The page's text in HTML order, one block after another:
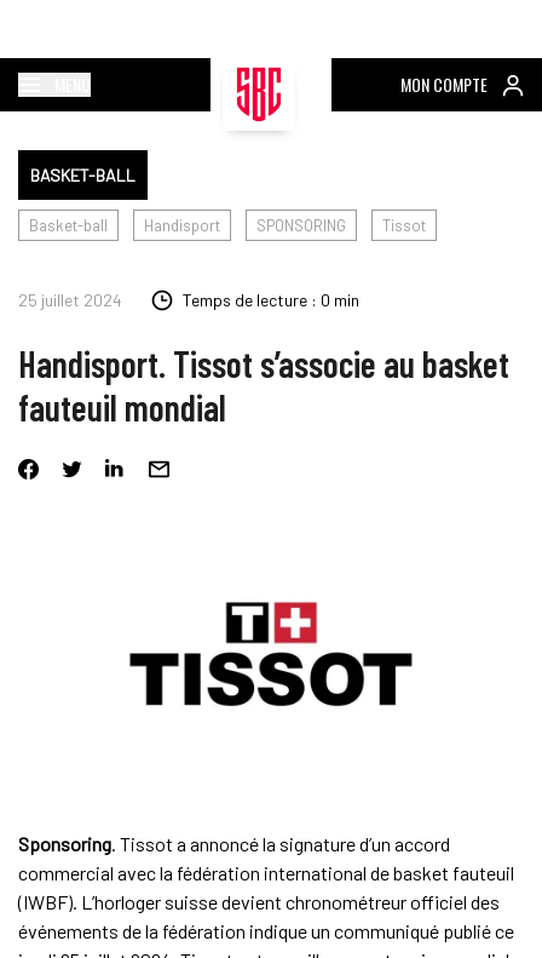
MON COMPTE
BASKET-BALL
Basket-ball Handisport SPONSORING Tissot
25 juillet 2024 Temps de lecture : 0 min
Handisport. Tissot s’associe au basket
fauteuil mondial
Sponsoring. Tissot a annoncé la signature d’un accord
commercial avec la fédération international de basket fauteuil
(IWBF). L’horloger suisse devient chronométreur officiel des
événements de la fédération indique un communiqué publié ce